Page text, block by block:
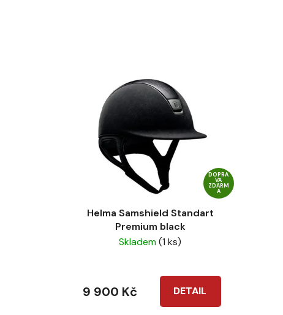
DOPRA
VA
ZDARM
A
Helma Samshield Standart
Premium black
Skladem(1 ks)
DETAIL
9 900 Kč